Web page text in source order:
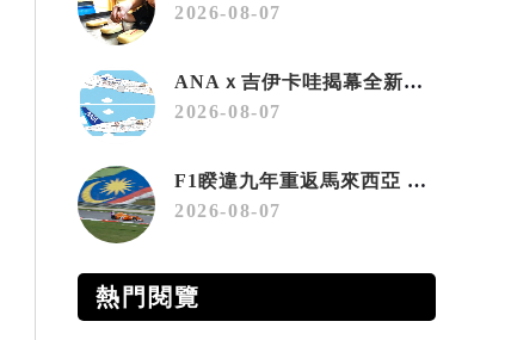
2026-08-07
ANAｘ吉伊卡哇揭幕全新彩繪機「Chiikawa JET」
2026-08-07
F1睽違九年重返馬來西亞 三大國際賽事打造10月運動旅遊熱潮 賽車、自行車、路跑同週登場
2026-08-07
熱門閱覽